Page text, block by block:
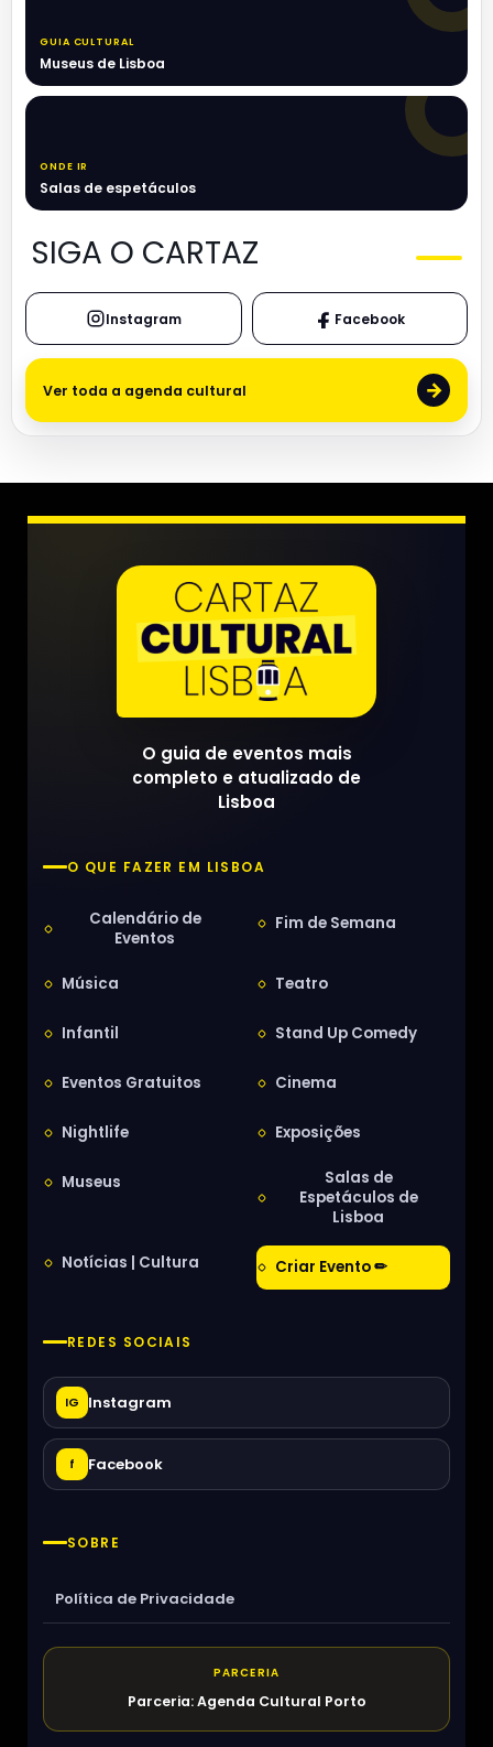
GUIA CULTURAL
Museus de Lisboa
ONDE IR
Salas de espetáculos
SIGA O CARTAZ
Instagram Facebook
Ver toda a agenda cultural →
O guia de eventos mais
completo e atualizado de
Lisboa
O QUE FAZER EM LISBOA
Calendário de
Eventos
Fim de Semana
Música Teatro
Infantil Stand Up Comedy
Eventos Gratuitos Cinema
Nightlife Exposições
Museus
Salas de
Espetáculos de
Lisboa
Notícias | Cultura Criar Evento ✏
REDES SOCIAIS
IG Instagram
f Facebook
SOBRE
Política de Privacidade
PARCERIA
Parceria: Agenda Cultural Porto